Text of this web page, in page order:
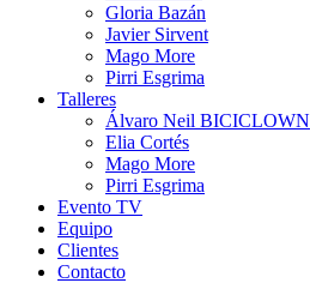
Gloria Bazán
Javier Sirvent
Mago More
Pirri Esgrima
Talleres
Álvaro Neil BICICLOWN
Elia Cortés
Mago More
Pirri Esgrima
Evento TV
Equipo
Clientes
Contacto